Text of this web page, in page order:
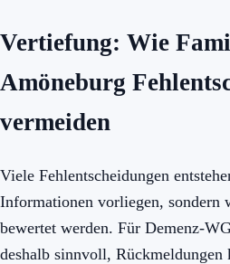
Vertiefung: Wie
Amöneburg
vermeiden
Viele Fehlentscheidungen
Informationen vorliegen, sondern
bewertet werden. Für Demenz-
deshalb sinnvoll, Rückmeldungen